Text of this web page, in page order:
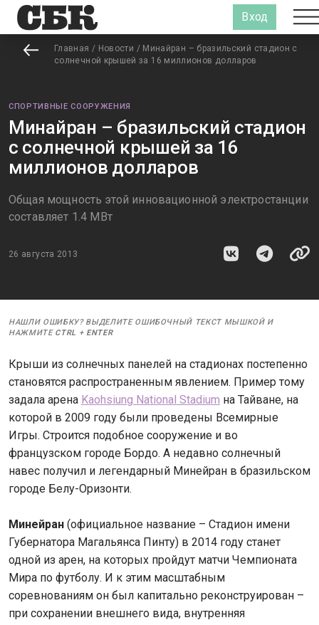
Вход
Главная / Новости / Минайран – бразильский стадион с
солнечной крышей за 16 миллионов долларов
СПОРТИВНЫЕ СООРУЖЕНИЯ
Минайран – бразильский стадион
с солнечной крышей за 16
миллионов долларов
Общая мощность этой инновационной электростанции
составляет 1.4 МВт
26 августа 2013
НАШЛИ ОШИБКУ? ВЫДЕЛИТЕ ОШИБОЧНЫЙ ТЕКСТ МЫШКОЙ И
НАЖМИТЕ CTRL + ENTER
Крыши из солнечных панелей на стадионах постепенно
становятся распространенным явлением. Пример тому
задала арена Kaohsiung National Stadium на Тайване, на
которой в 2009 году были проведены Всемирные
Игры. Строится подобное сооружение и во
французском городе Бордо. А недавно солнечный
навес получил и легендарный Минейран в бразильском
городе Белу-Оризонти.
Минейран (официальное название – Стадион имени
Губернатора Магальянса Пинту) в 2014 году станет
одной из арен, на которых пройдут матчи Чемпионата
Мира по футболу. И к этим масштабным
соревнованиям он был капитально реконструирован –
при сохранении внешнего вида, внутренняя